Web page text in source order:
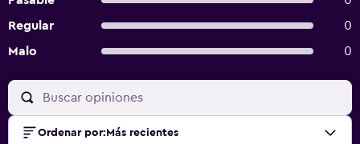
Regular
0
Malo
0
Ordenar por: Más recientes